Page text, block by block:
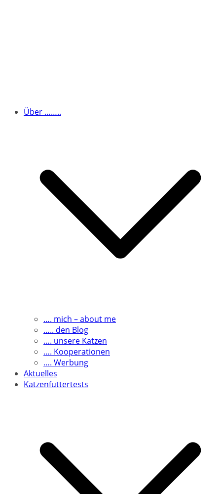
Über ……..
…. mich – about me
….. den Blog
…. unsere Katzen
…. Kooperationen
…. Werbung
Aktuelles
Katzenfuttertests